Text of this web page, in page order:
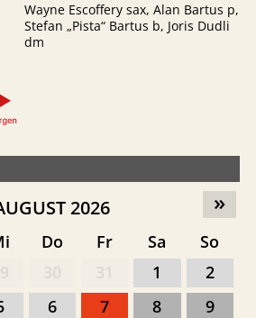
Wayne Escoffery sax, Alan Bartus p,
Stefan „Pista“ Bartus b, Joris Dudli
dm
»
2026
Do Fr Sa
So
1
2
6 7 8
9